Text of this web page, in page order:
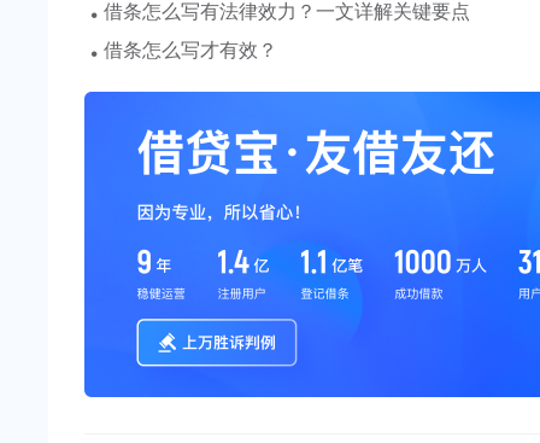
借条怎么写有法律效力？一文详解关键要点
· 借条怎么写才有效？